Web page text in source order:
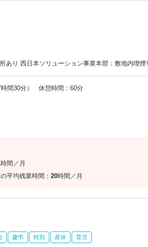
あり 西日本ソリューション事業本部：敷地内喫煙
間30分） 休憩時間：60分
時間／月
平均残業時間： 20時間／月
慶弔 特別 産休 育児